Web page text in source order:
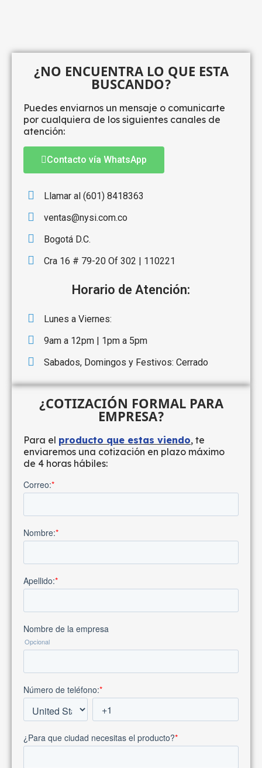
¿NO ENCUENTRA LO QUE ESTA
BUSCANDO?
Puedes enviarnos un mensaje o comunicarte
por cualquiera de los siguientes canales de
atención:
Contacto vía WhatsApp
Llamar al (601) 8418363
ventas@nysi.com.co
Bogotá D.C.
Cra 16 # 79-20 Of 302 | 110221
Horario de Atención:
Lunes a Viernes:
9am a 12pm | 1pm a 5pm
Sabados, Domingos y Festivos: Cerrado
¿COTIZACIÓN FORMAL PARA
EMPRESA?
Para el producto que estas viendo, te
enviaremos una cotización en plazo máximo
de 4 horas hábiles: